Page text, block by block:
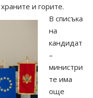
и горите.
В списъка
на
кандидат
–
министри
те има
още